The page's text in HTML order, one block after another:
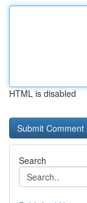
HTML is disabled
Search